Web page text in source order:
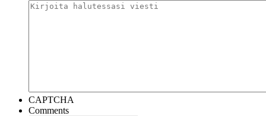
CAPTCHA
Comments